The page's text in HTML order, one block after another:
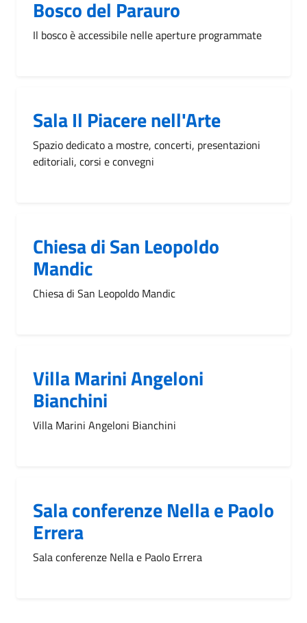
Bosco del Parauro
Il bosco è accessibile nelle aperture programmate
Sala Il Piacere nell'Arte
Spazio dedicato a mostre, concerti, presentazioni
editoriali, corsi e convegni
Chiesa di San Leopoldo
Mandic
Chiesa di San Leopoldo Mandic
Villa Marini Angeloni
Bianchini
Villa Marini Angeloni Bianchini
Sala conferenze Nella e Paolo
Errera
Sala conferenze Nella e Paolo Errera